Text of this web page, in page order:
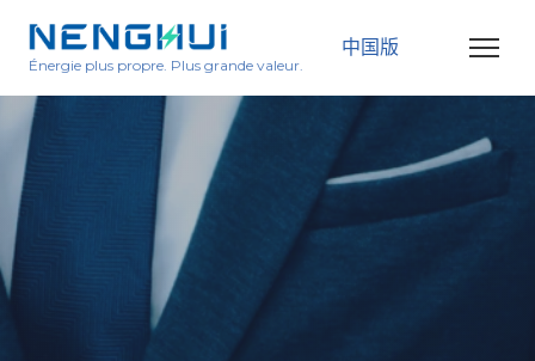
Énergie plus propre. Plus grande valeur.
中国版